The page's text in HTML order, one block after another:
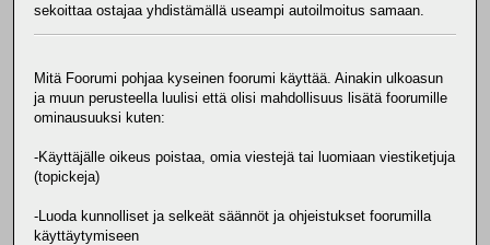
sekoittaa ostajaa yhdistämällä useampi autoilmoitus samaan.
Mitä Foorumi pohjaa kyseinen foorumi käyttää. Ainakin ulkoasun
ja muun perusteella luulisi että olisi mahdollisuus lisätä foorumille
ominausuuksi kuten:
-Käyttäjälle oikeus poistaa, omia viestejä tai luomiaan viestiketjuja
(topickeja)
-Luoda kunnolliset ja selkeät säännöt ja ohjeistukset foorumilla
käyttäytymiseen